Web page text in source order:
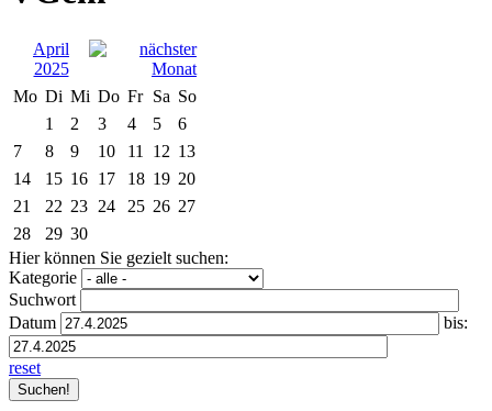
April
2025
Mo Di Mi Do Fr Sa So
1
2 3 4 5
6
7
8 9 10 11 12 13
14
15 16 17 18 19 20
21
22 23 24 25 26 27
28
29 30
Hier können Sie gezielt suchen:
Kategorie
Suchwort
Datum
bis:
reset